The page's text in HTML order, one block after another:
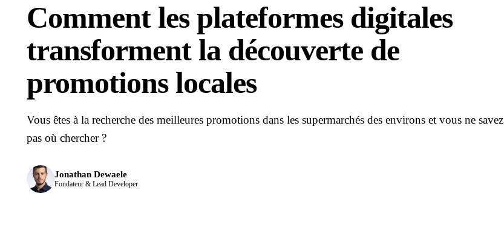
Comment les plateformes digitales
transforment la découverte de
promotions locales
Vous êtes à la recherche des meilleures promotions dans les supermarchés des environs et vous ne savez
pas où chercher ?
Jonathan Dewaele
Fondateur & Lead Developer